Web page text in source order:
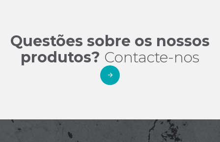
Questões sobre os nossos
produtos? Contacte-nos